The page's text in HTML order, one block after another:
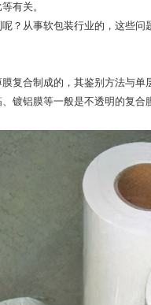
有关。
从事软包装行业的，这些问
合制成的，其鉴别方法与单
镀铝膜等一般是不透明的复